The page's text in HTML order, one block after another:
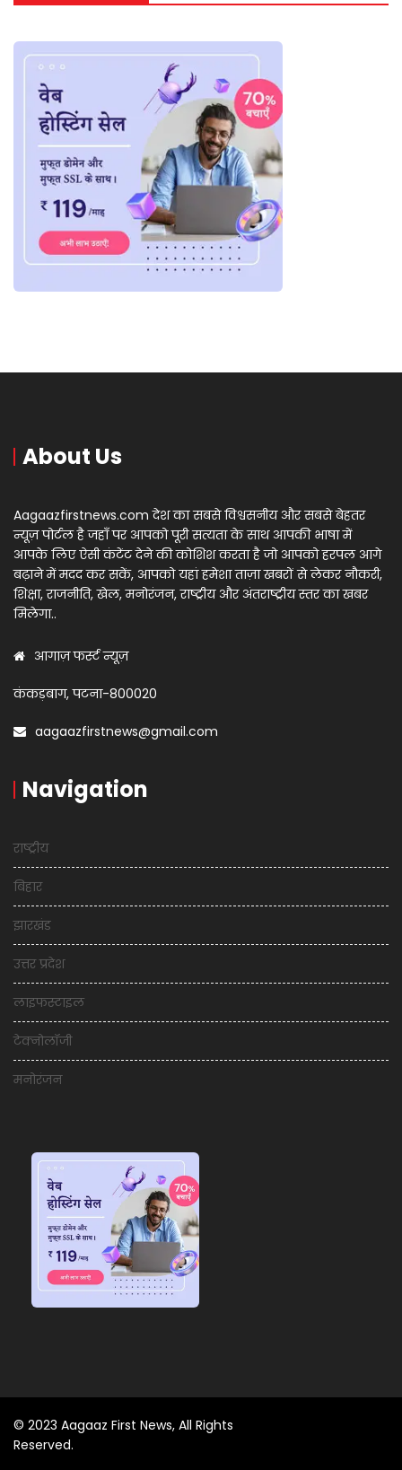
About Us
Aagaazfirstnews.com देश का सबसे विश्वसनीय और सबसे बेहतर
न्यूज़ पोर्टल है जहाँ पर आपको पूरी सत्यता के साथ आपकी भाषा में
आपके लिए ऐसी कंटेंट देने की कोशिश करता है जो आपको हरपल आगे
बढ़ाने में मदद कर सकें, आपको यहां हमेशा ताज़ा खबरों से लेकर नौकरी,
शिक्षा, राजनीति, खेल, मनोरंजन, राष्ट्रीय और अंतराष्ट्रीय स्तर का खबर
मिलेगा..
आगाज़ फर्स्ट न्यूज़
कंकड़बाग, पटना-800020
aagaazfirstnews@gmail.com
Navigation
राष्ट्रीय
बिहार
झारखंड
उत्तर प्रदेश
लाइफस्टाइल
टेक्नोलॉजी
मनोरंजन
© 2023 Aagaaz First News, All Rights
Reserved.